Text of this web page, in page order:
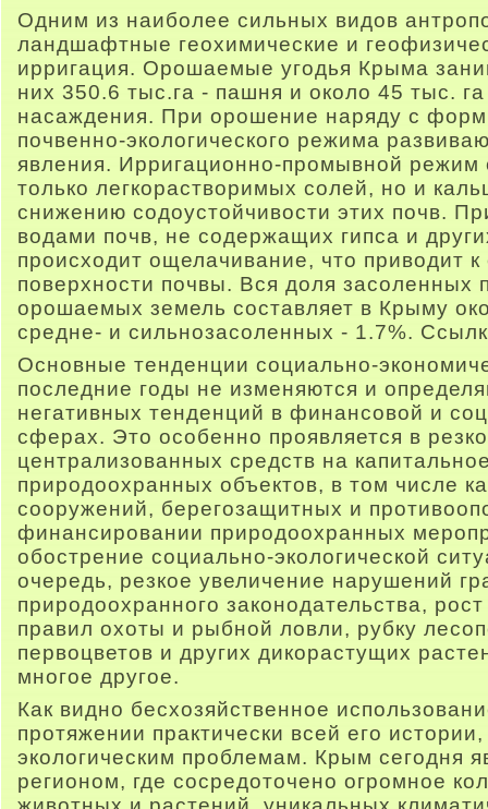
Одним из наиболее сильных видов
ландшафтные геохимические и
ирригация. Орошаемые угодья Крыма
них 350.6 тыс.га - пашня и около 45 тыс.
насаждения. При орошение наряду с
почвенно-экологического режима
явления. Ирригационно-промывной режим
только легкорастворимых солей, но и
снижению содоустойчивости этих почв.
водами почв, не содержащих гипса и
происходит ощелачивание, что приводит
поверхности почвы. Вся доля
орошаемых земель составляет в Крыму
средне- и сильнозасоленных - 1.7%.
Основные тенденции социально-
последние годы не изменяются и
негативных тенденций в финансовой и
сферах. Это особенно проявляется в
централизованных средств на
природоохранных объектов, в том числе
сооружений, берегозащитных и
финансировании природоохранных
обострение социально-экологической
очередь, резкое увеличение нарушений
природоохранного законодательства,
правил охоты и рыбной ловли, рубку
первоцветов и других дикорастущих
многое другое.
Как видно бесхозяйственное
протяжении практически всей его
экологическим проблемам. Крым сегодня
регионом, где сосредоточено огромное